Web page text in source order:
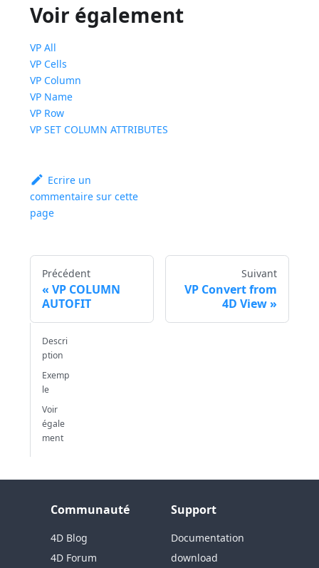
Voir également
VP All
VP Cells
VP Column
VP Name
VP Row
VP SET COLUMN ATTRIBUTES
Ecrire un
commentaire sur cette
page
Précédent
VP COLUMN
AUTOFIT
Suivant
VP Convert from
4D View
Descri
ption
Exemp
le
Voir
égale
ment
Communauté
4D Blog
4D Forum
Support
Documentation
download